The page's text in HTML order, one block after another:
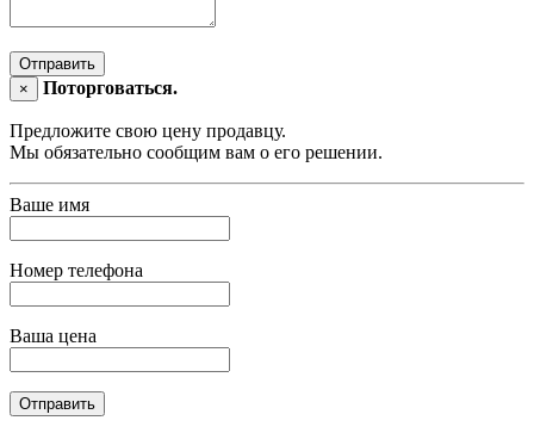
Отправить
×
Поторговаться.
Предложите свою цену продавцу.
Мы обязательно сообщим вам о его решении.
Ваше имя
Номер телефона
Ваша цена
Отправить